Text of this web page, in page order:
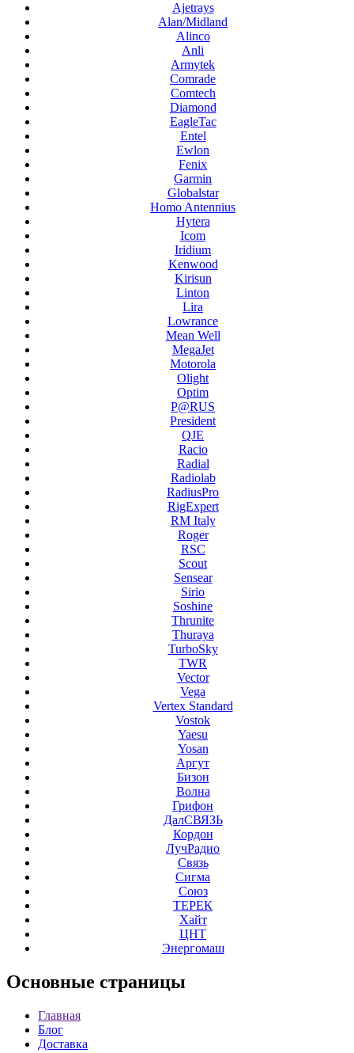
Ajetrays
Alan/Midland
Alinco
Anli
Armytek
Comrade
Comtech
Diamond
EagleTac
Entel
Ewlon
Fenix
Garmin
Globalstar
Homo Antennius
Hytera
Icom
Iridium
Kenwood
Kirisun
Linton
Lira
Lowrance
Mean Well
MegaJet
Motorola
Olight
Optim
P@RUS
President
QJE
Racio
Radial
Radiolab
RadiusPro
RigExpert
RM Italy
Roger
RSC
Scout
Sensear
Sirio
Soshine
Thrunite
Thuraya
TurboSky
TWR
Vector
Vega
Vertex Standard
Vostok
Yaesu
Yosan
Аргут
Бизон
Волна
Грифон
ДалСВЯЗЬ
Кордон
ЛучРадио
Связь
Сигма
Союз
ТЕРЕК
Хайт
ЦНТ
Энергомаш
Основные страницы
Главная
Блог
Доставка